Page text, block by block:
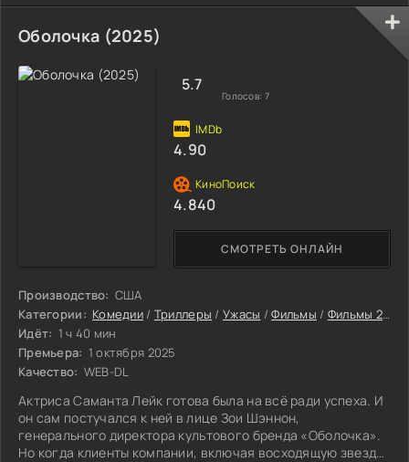
авторазборки.
Оболочка (2025)
Производство: США
Категории: Комедии / Триллеры / Ужасы /Фильмы / Фильмы 2025
Идёт: 1 ч 40 мин
Премьера: 1 октября 2025
Качество: WEB-DL
Актриса Саманта Лейк готова была на всё ради успеха. И
он сам постучался к ней в лице Зои Шэннон,
генерального директора культового бренда «Оболочка».
Но когда клиенты компании, включая восходящую звезду
СМОТРЕТЬ ОНЛАЙН
5.7
Голосов: 7
4.90
4.840